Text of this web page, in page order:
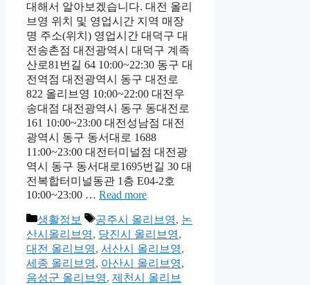
대해서 알아보겠습니다. 대전 올리
브영 위치 및 영업시간 지역 매장
명 주소(위치) 영업시간 대덕구 대
전송촌점 대전광역시 대덕구 계족
산로81번길 64 10:00~22:30 동구 대
전역점 대전광역시 동구 대전로
822 올리브영 10:00~22:00 대전우
송대점 대전광역시 동구 동대전로
161 10:00~23:00 대전성남점 대전
광역시 동구 동서대로 1688
11:00~23:00 대전터미널점 대전광
역시 동구 동서대로1695번길 30 대
전복합터미널동관 1층 E04-2호
10:00~23:00 … Read more
Categories
생활정보 Tags
공주시 올리브영, 논
산시올리브영, 당진시 올리브영,
대전 올리브영, 서산시 올리브영,
세종 올리브영, 아산시 올리브영,
음성군 올리브영, 제천시 올리브